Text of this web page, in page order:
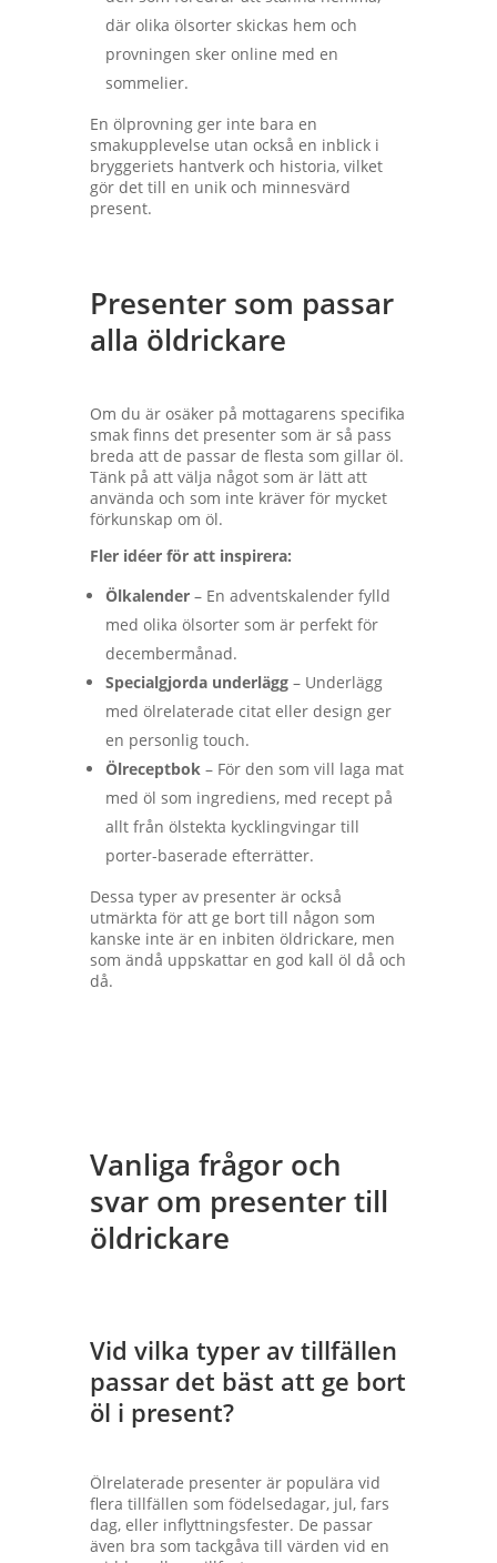
där olika ölsorter skickas hem och
provningen sker online med en
sommelier.
En ölprovning ger inte bara en
smakupplevelse utan också en inblick i
bryggeriets hantverk och historia, vilket
gör det till en unik och minnesvärd
present.
Presenter som passar
alla öldrickare
Om du är osäker på mottagarens specifika
smak finns det presenter som är så pass
breda att de passar de flesta som gillar öl.
Tänk på att välja något som är lätt att
använda och som inte kräver för mycket
förkunskap om öl.
Fler idéer för att inspirera:
Ölkalender– En adventskalender fylld
med olika ölsorter som är perfekt för
decembermånad.
Specialgjorda underlägg– Underlägg
med ölrelaterade citat eller design ger
en personlig touch.
Ölreceptbok – För den som vill laga mat
med öl som ingrediens, med recept på
allt från ölstekta kycklingvingar till
porter-baserade efterrätter.
Dessa typer av presenter är också
utmärkta för att ge bort till någon som
kanske inte är en inbiten öldrickare, men
som ändå uppskattar en god kall öl då och
då.
Vanliga frågor och
svar om presenter till
öldrickare
Vid vilka typer av tillfällen
passar det bäst att ge bort
öl i present?
Ölrelaterade presenter är populära vid
flera tillfällen som födelsedagar, jul, fars
dag, eller inflyttningsfester. De passar
även bra som tackgåva till värden vid en